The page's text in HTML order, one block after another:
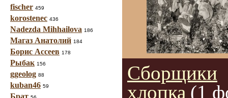
fischer 459
korostenec 436
Nadezda Mihhailova 186
Магаз Анатолий 184
Борис Ассеев 178
Рыбак 156
ggeolog 88
kuban46 59
Брат
Сборщики
хлопка (1